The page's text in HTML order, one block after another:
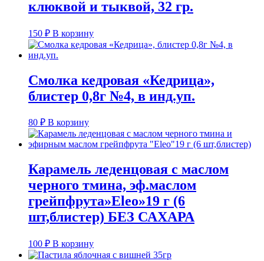
клюквой и тыквой, 32 гр.
150 ₽ В корзину
Смолка кедровая «Кедрица»,
блистер 0,8г №4, в инд.уп.
80 ₽ В корзину
Карамель леденцовая с маслом
черного тмина, эф.маслом
грейпфрута»Eleo»19 г (6
шт,блистер) БЕЗ САХАРА
100 ₽ В корзину